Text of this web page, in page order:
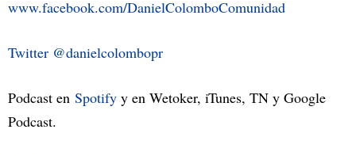
www.facebook.com/DanielColomboComunidad
Twitter @danielcolombopr
Podcast en Spotify y en Wetoker, iTunes, TN y Google
Podcast.